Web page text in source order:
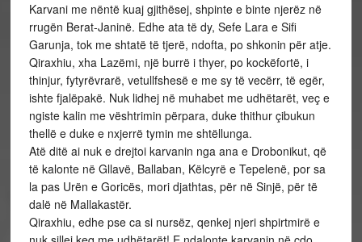
Karvani me nëntë kuaj gjithësej, shpinte e binte njerëz në
rrugën Berat-Janinë. Edhe ata të dy, Sefe Lara e Sifi
Garunja, tok me shtatë të tjerë, ndofta, po shkonin për atje.
Qiraxhiu, xha Lazëmi, një burrë i thyer, po kockëfortë, i
thinjur, fytyrëvrarë, vetullfshesë e me sy të vecërr, të egër,
ishte fjalëpakë. Nuk lidhej në muhabet me udhëtarët, veç e
ngiste kalin me vështrimin përpara, duke thithur çibukun
thellë e duke e nxjerrë tymin me shtëllunga.
Atë ditë ai nuk e drejtoi karvanin nga ana e Drobonikut, që
të kalonte në Gllavë, Ballaban, Këlcyrë e Tepelenë, por sa
la pas Urën e Goricës, mori djathtas, për në Sinjë, për të
dalë në Mallakastër.
Qiraxhiu, edhe pse ca si nursëz, qenkej njeri shpirtmirë e